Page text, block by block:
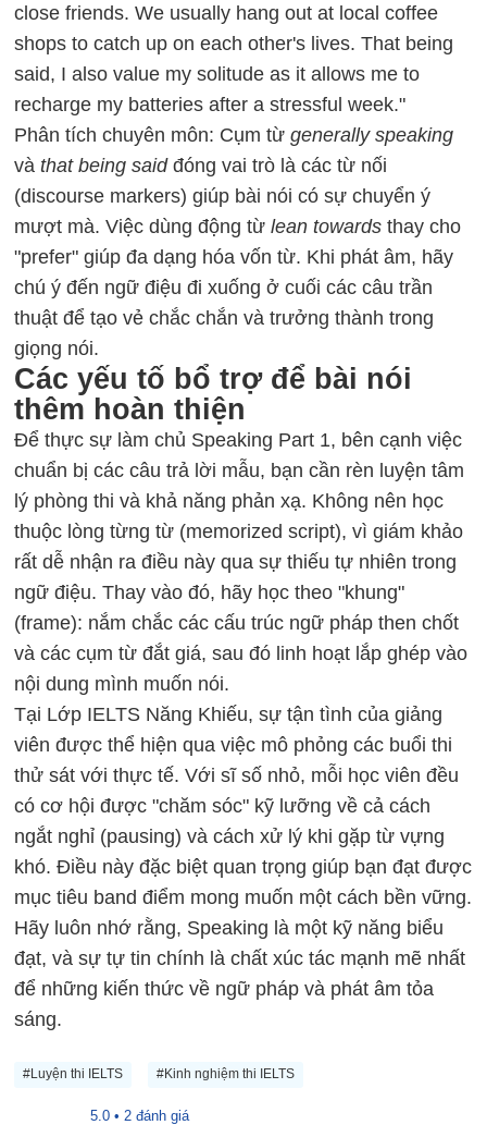
close friends. We usually hang out at local coffee
shops to catch up on each other's lives. That being
said, I also value my solitude as it allows me to
recharge my batteries after a stressful week."
Phân tích chuyên môn: Cụm từgenerally speaking
vàthat being saidđóng vai trò là các từ nối
(discourse markers) giúp bài nói có sự chuyển ý
mượt mà. Việc dùng động từlean towards thay cho
"prefer" giúp đa dạng hóa vốn từ. Khi phát âm, hãy
chú ý đến ngữ điệu đi xuống ở cuối các câu trần
thuật để tạo vẻ chắc chắn và trưởng thành trong
giọng nói.
Các yếu tố bổ trợ để bài nói
thêm hoàn thiện
Để thực sự làm chủ Speaking Part 1, bên cạnh việc
chuẩn bị các câu trả lời mẫu, bạn cần rèn luyện tâm
lý phòng thi và khả năng phản xạ. Không nên học
thuộc lòng từng từ (memorized script), vì giám khảo
rất dễ nhận ra điều này qua sự thiếu tự nhiên trong
ngữ điệu. Thay vào đó, hãy học theo "khung"
(frame): nắm chắc các cấu trúc ngữ pháp then chốt
và các cụm từ đắt giá, sau đó linh hoạt lắp ghép vào
nội dung mình muốn nói.
Tại Lớp IELTS Năng Khiếu, sự tận tình của giảng
viên được thể hiện qua việc mô phỏng các buổi thi
thử sát với thực tế. Với sĩ số nhỏ, mỗi học viên đều
có cơ hội được "chăm sóc" kỹ lưỡng về cả cách
ngắt nghỉ (pausing) và cách xử lý khi gặp từ vựng
khó. Điều này đặc biệt quan trọng giúp bạn đạt được
mục tiêu band điểm mong muốn một cách bền vững.
Hãy luôn nhớ rằng, Speaking là một kỹ năng biểu
đạt, và sự tự tin chính là chất xúc tác mạnh mẽ nhất
để những kiến thức về ngữ pháp và phát âm tỏa
sáng.
#Luyện thi IELTS #Kinh nghiệm thi IELTS
5.0 • 2 đánh giá